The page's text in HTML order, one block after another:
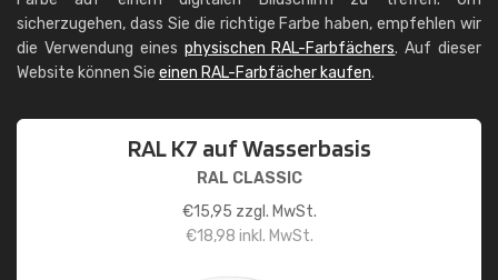
sicherzugehen, dass Sie die richtige Farbe haben, empfehlen wir
die Verwendung eines physischen RAL-Farbfächers. Auf dieser
Website können Sie einen RAL-Farbfächer kaufen.
RAL K7 auf Wasserbasis
RAL CLASSIC
€15,95 zzgl. MwSt.
€18,98 inkl. MwSt.